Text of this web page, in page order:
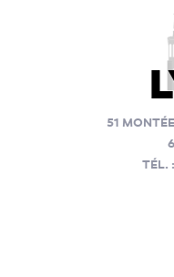
51
TÉL.